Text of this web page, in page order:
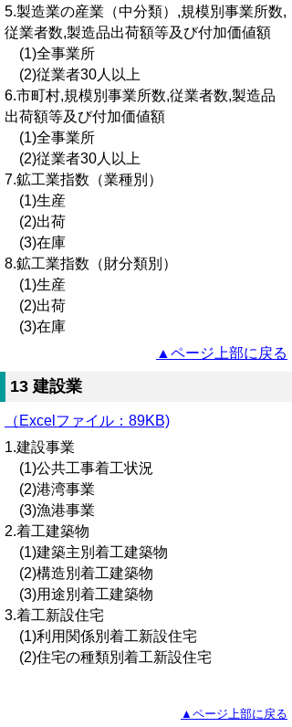
5.製造業の産業（中分類）,規模別事業所数,
従業者数,製造品出荷額等及び付加価値額
(1)全事業所
(2)従業者30人以上
6.市町村,規模別事業所数,従業者数,製造品
出荷額等及び付加価値額
(1)全事業所
(2)従業者30人以上
7.鉱工業指数（業種別）
(1)生産
(2)出荷
(3)在庫
8.鉱工業指数（財分類別）
(1)生産
(2)出荷
(3)在庫
▲ページ上部に戻る
13 建設業
（Excelファイル：89KB)
1.建設事業
(1)公共工事着工状況
(2)港湾事業
(3)漁港事業
2.着工建築物
(1)建築主別着工建築物
(2)構造別着工建築物
(3)用途別着工建築物
3.着工新設住宅
(1)利用関係別着工新設住宅
(2)住宅の種類別着工新設住宅
▲ページ上部に戻る